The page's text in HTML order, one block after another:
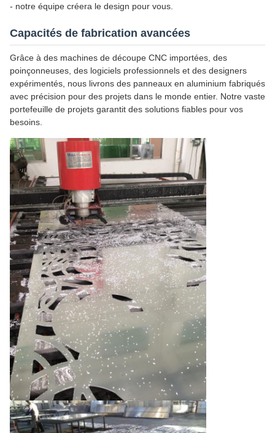
- notre équipe créera le design pour vous.
Capacités de fabrication avancées
Grâce à des machines de découpe CNC importées, des
poinçonneuses, des logiciels professionnels et des designers
expérimentés, nous livrons des panneaux en aluminium fabriqués
avec précision pour des projets dans le monde entier. Notre vaste
portefeuille de projets garantit des solutions fiables pour vos
besoins.